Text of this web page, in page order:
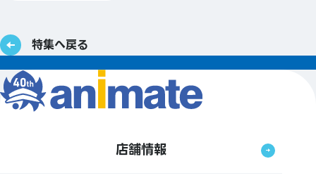
特集へ戻る
店舗情報